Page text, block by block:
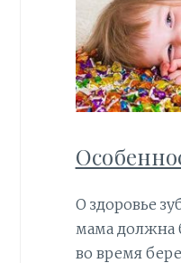
О здоровье
мама должна
во время